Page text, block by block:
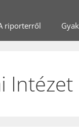
riporterről
Intézet